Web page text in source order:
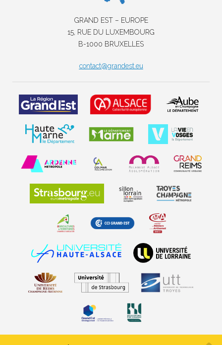
GRAND EST – EUROPE
15, RUE DU LUXEMBOURG
B-1000 BRUXELLES
contact@grandest.eu